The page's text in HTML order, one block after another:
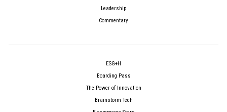
Leadership
Commentary
ESG+H
Boarding Pass
The Power of Innovation
Brainstorm Tech